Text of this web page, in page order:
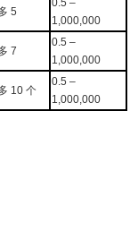
5
1,000,000
7
0.5 –
1,000,000
10 个
0.5 –
1,000,000